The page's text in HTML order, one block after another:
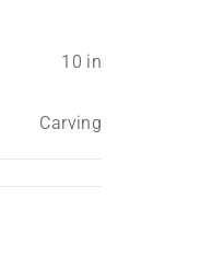
10 in
Carving